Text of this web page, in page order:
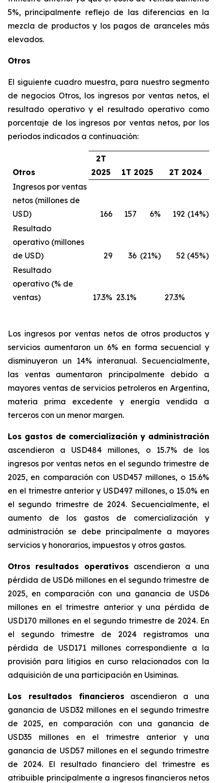
5%, principalmente reflejo de las diferencias en la
mezcla de productos y los pagos de aranceles más
elevados.
Otros
El siguiente cuadro muestra, para nuestro segmento
de negocios Otros, los ingresos por ventas netos, el
resultado operativo y el resultado operativo como
porcentaje de los ingresos por ventas netos, por los
períodos indicados a continuación:
Otros
2T
2025
1T 2025
2T 2024
Ingresos por ventas
netos (millones de
USD)
166 157 6% 192 (14%)
Resultado
operativo (millones
de USD)
29 36 (21%) 52 (45%)
Resultado
operativo (% de
ventas)
17.3% 23.1% 27.3%
Los ingresos por ventas netos de otros productos y
servicios aumentaron un 6% en forma secuencial y
disminuyeron un 14% interanual. Secuencialmente,
las ventas aumentaron principalmente debido a
mayores ventas de servicios petroleros en Argentina,
materia prima excedente y energía vendida a
terceros con un menor margen.
Los gastos de comercialización y administración
ascendieron a USD484 millones, o 15.7% de los
ingresos por ventas netos en el segundo trimestre de
2025, en comparación con USD457 millones, o 15.6%
en el trimestre anterior y USD497 millones, o 15.0% en
el segundo trimestre de 2024. Secuencialmente, el
aumento de los gastos de comercialización y
administración se debe principalmente a mayores
servicios y honorarios, impuestos y otros gastos.
Otros resultados operativos ascendieron a una
pérdida de USD6 millones en el segundo trimestre de
2025, en comparación con una ganancia de USD6
millones en el trimestre anterior y una pérdida de
USD170 millones en el segundo trimestre de 2024. En
el segundo trimestre de 2024 registramos una
pérdida de USD171 millones correspondiente a la
provisión para litigios en curso relacionados con la
adquisición de una participación en Usiminas.
Los resultados financieros ascendieron a una
ganancia de USD32 millones en el segundo trimestre
de 2025, en comparación con una ganancia de
USD35 millones en el trimestre anterior y una
ganancia de USD57 millones en el segundo trimestre
de 2024. El resultado financiero del trimestre es
atribuible principalmente a ingresos financieros netos